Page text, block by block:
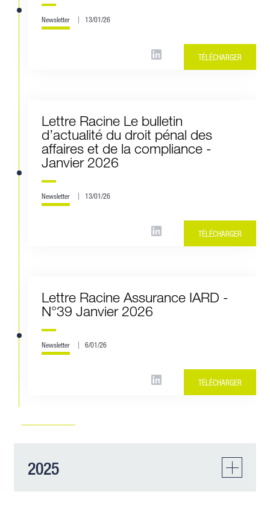
Newsletter 13/01/26
TÉLÉCHARGER
Lettre Racine Le bulletin
d’actualité du droit pénal des
affaires et de la compliance -
Janvier 2026
Newsletter 13/01/26
TÉLÉCHARGER
Lettre Racine Assurance IARD -
N°39 Janvier 2026
Newsletter 6/01/26
TÉLÉCHARGER
2025